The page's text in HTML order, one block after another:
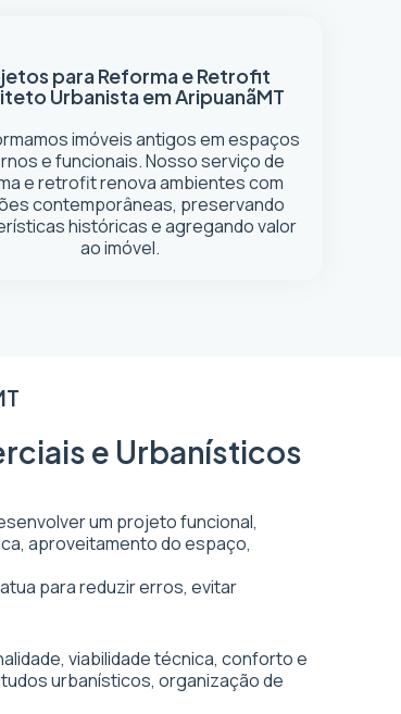
para Reforma e Retrofit
Urbanista em AripuanãMT
imóveis antigos em espaços
e funcionais. Nosso serviço de
e retrofit renova ambientes com
contemporâneas, preservando
históricas e agregando valor
ao imóvel.
e Urbanísticos
um projeto funcional,
aproveitamento do espaço,
para reduzir erros, evitar
viabilidade técnica, conforto e
urbanísticos, organização de